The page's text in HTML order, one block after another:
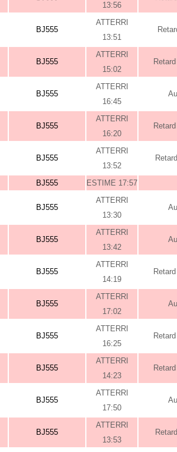
13:56
BJ555
ATTERRI
13:51
BJ555
ATTERRI
15:02
BJ555
ATTERRI
16:45
BJ555
ATTERRI
16:20
BJ555
ATTERRI
13:52
BJ555 ESTIME 17:57
BJ555
ATTERRI
13:30
BJ555
ATTERRI
13:42
BJ555
ATTERRI
14:19
BJ555
ATTERRI
17:02
BJ555
ATTERRI
16:25
BJ555
ATTERRI
14:23
BJ555
ATTERRI
17:50
BJ555
ATTERRI
13:53